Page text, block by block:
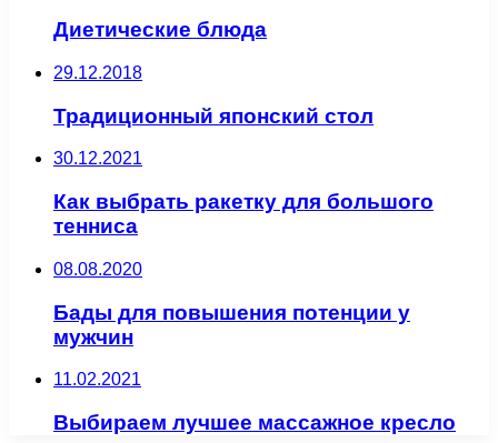
Диетические блюда
29.12.2018
Традиционный японский стол
30.12.2021
Как выбрать ракетку для большого
тенниса
08.08.2020
Бады для повышения потенции у
мужчин
11.02.2021
Выбираем лучшее массажное кресло